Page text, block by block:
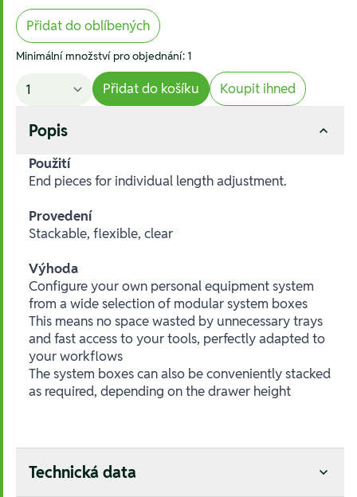
Přidat do oblíbených
Minimální množství pro objednání: 1
Přidat do košíku Koupit ihned
Popis
Použití
End pieces for individual length adjustment.
Provedení
Stackable, flexible, clear
Výhoda
Configure your own personal equipment system
from a wide selection of modular system boxes
This means no space wasted by unnecessary trays
and fast access to your tools, perfectly adapted to
your workflows
The system boxes can also be conveniently stacked
as required, depending on the drawer height
Technická data